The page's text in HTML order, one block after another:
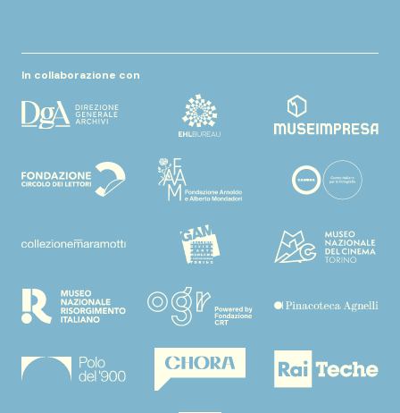
In collaborazione con